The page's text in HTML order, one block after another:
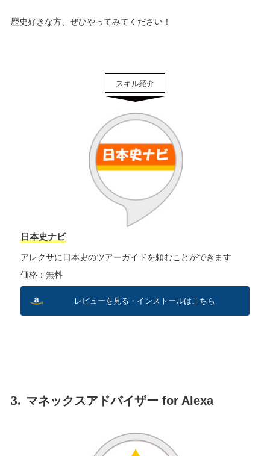
歴史好きな方、ぜひやってみてください！
日本史ナビ
アレクサに日本史のツアーガイドを頼むことができます
価格：無料
レビューを見る・インストールはこちら
3. マネックスアドバイザー for Alexa